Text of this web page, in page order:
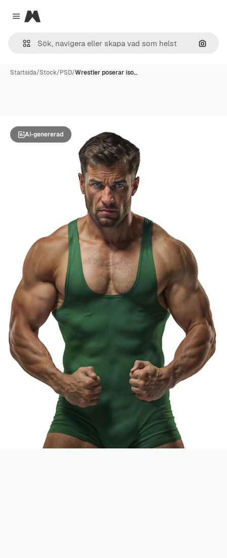
Close menu
Magnific
Sök
Startsida/Stock/PSD/Wrestler poserar iso…
AI-genererad